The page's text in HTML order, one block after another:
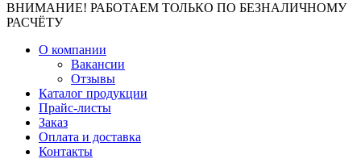
ВНИМАНИЕ! РАБОТАЕМ ТОЛЬКО ПО БЕЗНАЛИЧНОМУ
РАСЧЁТУ
О компании
Вакансии
Отзывы
Каталог продукции
Прайс-листы
Заказ
Оплата и доставка
Контакты